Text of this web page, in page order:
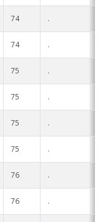
74 .
74 .
75 .
75 .
75 .
75 .
76 .
76 .